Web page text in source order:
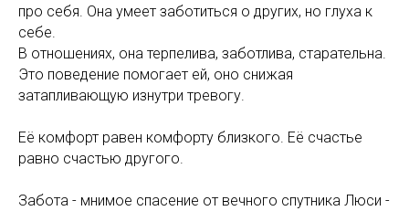
про себя. Она умеет заботиться о других, но глуха к
себе.
В отношениях, она терпелива, заботлива, старательна.
Это поведение помогает ей, оно снижая
затапливающую изнутри тревогу.
Её комфорт равен комфорту близкого. Её счастье
равно счастью другого.
Забота - мнимое спасение от вечного спутника Люси -